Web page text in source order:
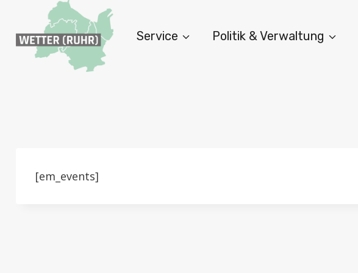
springen
Service Politik & Verwaltung
[em_events]